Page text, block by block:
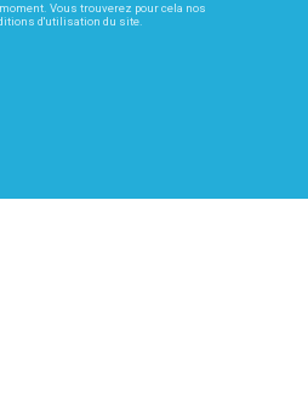
Vous trouverez pour cela nos
d'utilisation du site.